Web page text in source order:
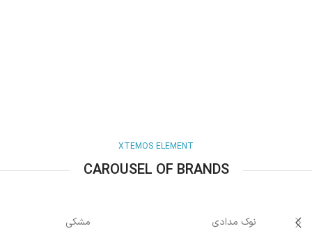
XTEMOS ELEMENT
CAROUSEL OF BRANDS
نوک مدادی مشکی